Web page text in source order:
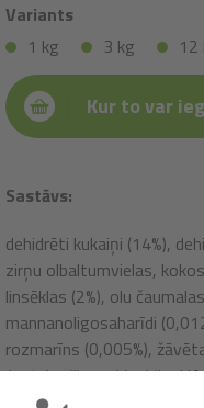
Variants
1 kg
3 kg 12
Kur to var
Sastāvs:
dehidrēti kukaiņi (14%),
zirņu olbaltumvielas,
linsēklas (2%), olu
mannanoligosaharīdi
rozmarīns (0,005%),
Lactobacillus acidophilusHA